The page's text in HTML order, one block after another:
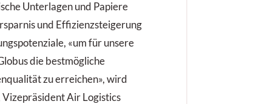
Unterlagen und Papiere
und Effizienzsteigerung
«um für unsere
die bestmögliche
zu erreichen», wird
Air Logistics